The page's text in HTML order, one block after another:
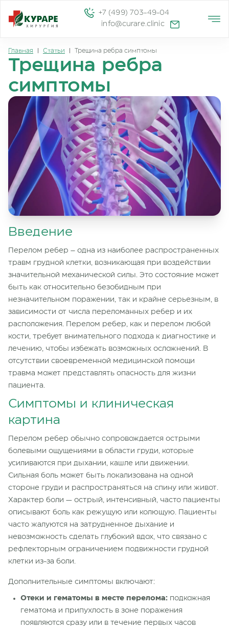
+7 (499) 703-49-04
info@curare.clinic
Главная Статьи Трещина ребра симптомы
Трещина ребра
симптомы
Введение
Перелом ребер – одна из наиболее распространенных
травм грудной клетки, возникающая при воздействии
значительной механической силы. Это состояние может
быть как относительно безобидным при
незначительном поражении, так и крайне серьезным, в
зависимости от числа переломанных ребер и их
расположения. Перелом ребер, как и перелом любой
кости, требует внимательного подхода к диагностике и
лечению, чтобы избежать возможных осложнений. В
отсутствии своевременной медицинской помощи
травма может представлять опасность для жизни
пациента.
Симптомы и клиническая
картина
Перелом ребер обычно сопровождается острыми
болевыми ощущениями в области груди, которые
усиливаются при дыхании, кашле или движении.
Сильная боль может быть локализована на одной
стороне груди и распространяться на спину или живот.
Характер боли — острый, интенсивный, часто пациенты
описывают боль как режущую или колющую. Пациенты
часто жалуются на затрудненное дыхание и
невозможность сделать глубокий вдох, что связано с
рефлекторным ограничением подвижности грудной
клетки из-за боли.
Дополнительные симптомы включают:
Отеки и гематомы в месте перелома: подкожная
гематома и припухлость в зоне поражения
появляются сразу или в течение первых часов